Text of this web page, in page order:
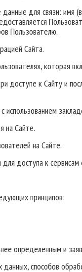
для связи:
Пользователю.
Сайта.
которая
доступе к Сайту и
использованием
на Сайте.
на Сайте.
доступа к сервисам
принципов:
определенным и
способов